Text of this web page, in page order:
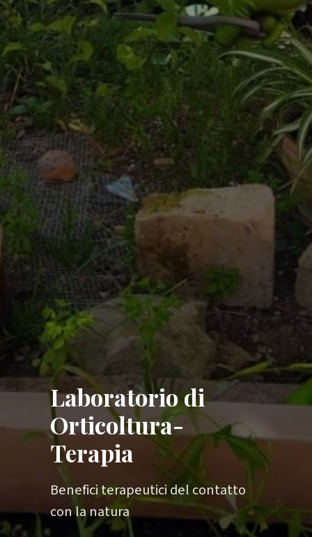
Laboratorio di
Orticoltura-
Terapia
Benefici terapeutici del contatto
con la natura